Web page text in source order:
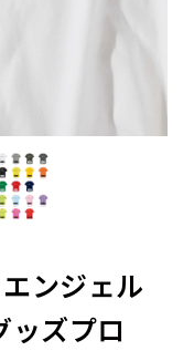
ンジェル
ッズプロ
すので改造の
が発生いたし
曖昧でも構い
が入ります。
らロゴの印刷
デザインの修
お気軽にご
イズです。
きます。
イズです。
きます。
なってしまう
なってしまう
左右チチ
いてない長辺・
強縫製します
］
てない長辺・
］
業日）
地の厚みが
。ポンジと比
タペストリー
りを意識して
にカットす